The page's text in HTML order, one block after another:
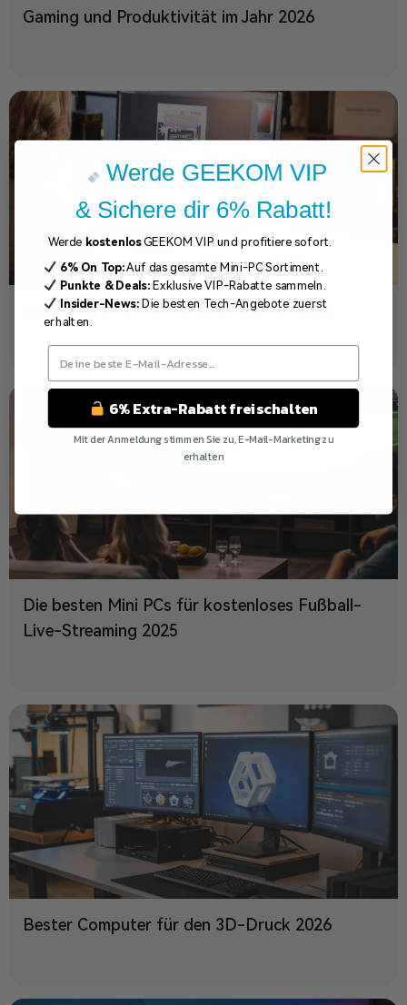
Gaming und Produktivität im Jahr 2026
Bester Mini PC Für Home Office von 2026
Die besten Mini PCs für kostenloses Fußball-
Live-Streaming 2025
Bester Computer für den 3D-Druck 2026
Werde GEEKOM VIP
& Sichere dir 6% Rabatt!
Werde kostenlosGEEKOM VIP und profitiere sofort.
6% On Top:Auf das gesamte Mini-PC Sortiment.
Punkte & Deals:Exklusive VIP-Rabatte sammeln.
Insider-News:Die besten Tech-Angebote zuerst
erhalten.
6% Extra-Rabatt freischalten
Mit der Anmeldung stimmen Sie zu, E-Mail-Marketing zu
erhalten